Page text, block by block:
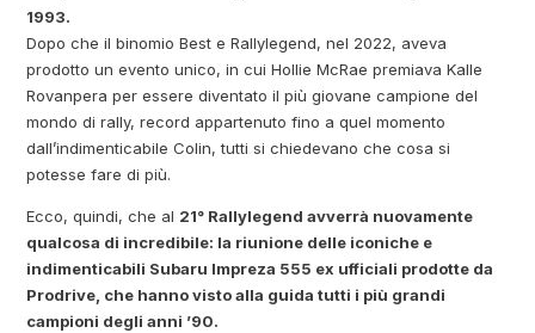
1993.
Dopo che il binomio Best e Rallylegend, nel 2022, aveva
prodotto un evento unico, in cui Hollie McRae premiava Kalle
Rovanpera per essere diventato il più giovane campione del
mondo di rally, record appartenuto fino a quel momento
dall’indimenticabile Colin, tutti si chiedevano che cosa si
potesse fare di più.
Ecco, quindi, che al 21° Rallylegend avverrà nuovamente
qualcosa di incredibile: la riunione delle iconiche e
indimenticabili Subaru Impreza 555 ex ufficiali prodotte da
Prodrive, che hanno visto alla guida tutti i più grandi
campioni degli anni ’90.